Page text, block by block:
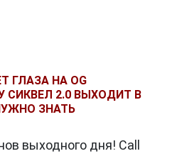
ГЛАЗА НА OG
СИКВЕЛ 2.0 ВЫХОДИТ В
ЗНАТЬ
выходного дня! Call